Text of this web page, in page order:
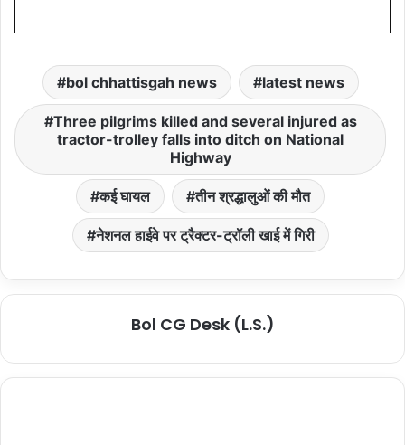
bol chhattisgah news latest news
Three pilgrims killed and several injured as
tractor-trolley falls into ditch on National
Highway
कई घायल तीन श्रद्धालुओं की मौत
नेशनल हाईवे पर ट्रैक्टर-ट्रॉली खाई में गिरी
Bol CG Desk (L.S.)